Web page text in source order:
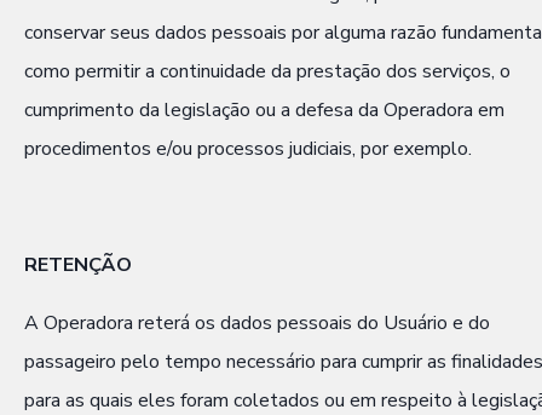
conservar seus dados pessoais por alguma razão
como permitir a continuidade da prestação dos serviços, o
cumprimento da legislação ou a defesa da Operadora em
procedimentos e/ou processos judiciais, por exemplo.
RETENÇÃO
A Operadora reterá os dados pessoais do Usuário e do
passageiro pelo tempo necessário para cumprir as finalidades
para as quais eles foram coletados ou em respeito à